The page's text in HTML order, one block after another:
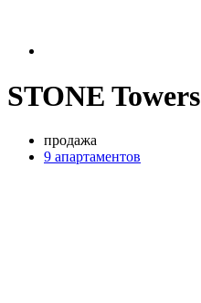
STONE Towers
продажа
9 апартаментов